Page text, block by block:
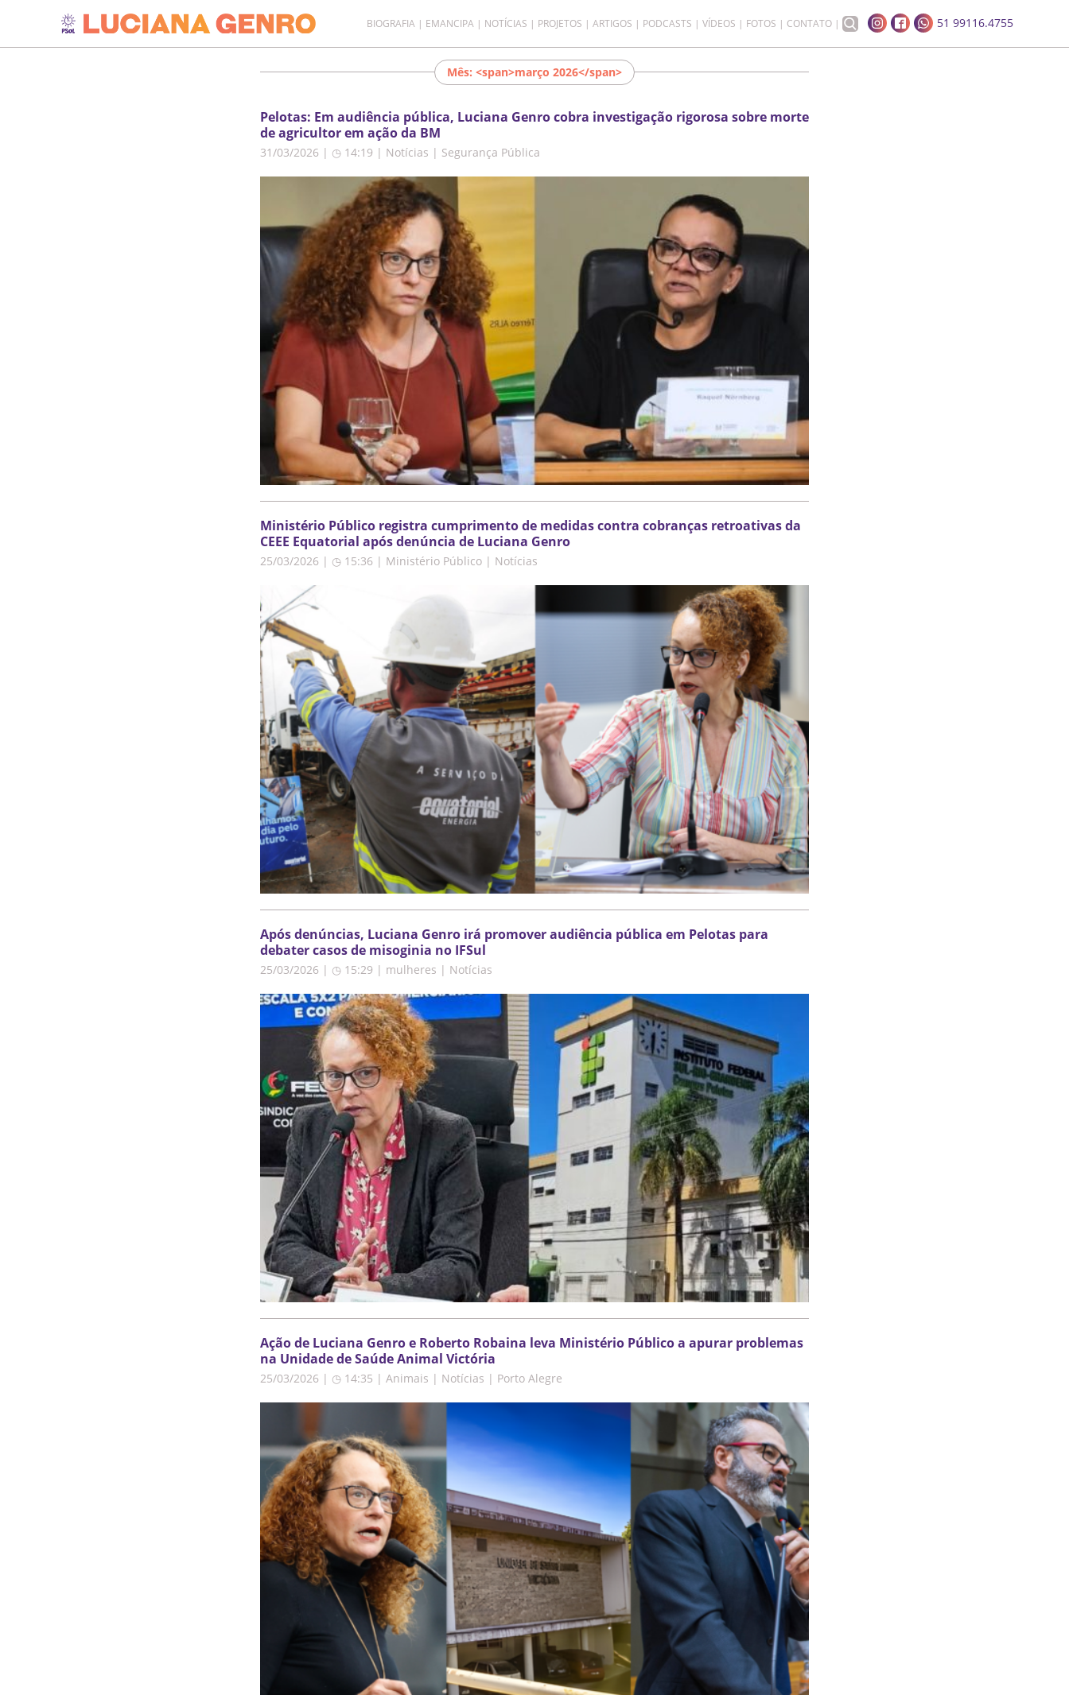
BIOGRAFIA EMANCIPA NOTÍCIAS PROJETOS ARTIGOS PODCASTS VÍDEOS FOTOS CONTATO 51 99116.4755
Mês: <span>março 2026</span>
Pelotas: Em audiência pública, Luciana Genro cobra investigação rigorosa sobre morte
de agricultor em ação da BM
31/03/2026 | ◷ 14:19 | Notícias | Segurança Pública
Ministério Público registra cumprimento de medidas contra cobranças retroativas da
CEEE Equatorial após denúncia de Luciana Genro
25/03/2026 | ◷ 15:36 | Ministério Público | Notícias
Após denúncias, Luciana Genro irá promover audiência pública em Pelotas para
debater casos de misoginia no IFSul
25/03/2026 | ◷ 15:29 | mulheres | Notícias
Ação de Luciana Genro e Roberto Robaina leva Ministério Público a apurar problemas
na Unidade de Saúde Animal Victória
25/03/2026 | ◷ 14:35 | Animais | Notícias | Porto Alegre